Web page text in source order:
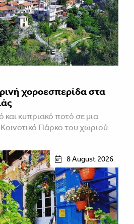
χοροεσπερίδα στα
κυπριακό ποτό σε μια
Πάρκο του χωριού
8 August 2026